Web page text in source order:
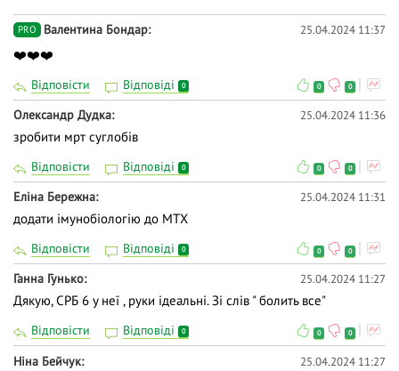
PRO Валентина Бондар 25.04.2024 11:37
❤️❤️❤️
Відповісти Відповіді 0 0 0
Олександр Дудка 25.04.2024 11:36
зробити мрт суглобів
Відповісти Відповіді 0 0 0
Еліна Бережна 25.04.2024 11:31
додати імунобіологію до МТХ
Відповісти Відповіді 0 0 0
Ганна Гунько 25.04.2024 11:27
Дякую, СРБ 6 у неї , руки ідеальні. Зі слів " болить все"
Відповісти Відповіді 0 0 0
Ніна Бейчук 25.04.2024 11:27